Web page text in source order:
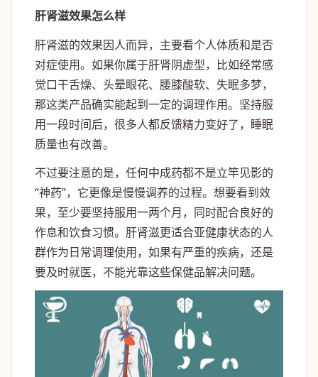
肝肾滋效果怎么样
肝肾滋的效果因人而异，主要看个人体质和是否
对症使用。如果你属于肝肾阴虚型，比如经常感
觉口干舌燥、头晕眼花、腰膝酸软、失眠多梦，
那这类产品确实能起到一定的调理作用。坚持服
用一段时间后，很多人都反馈精力变好了，睡眠
质量也有改善。
不过要注意的是，任何中成药都不是立竿见影的
“神药”，它更像是慢慢调养的过程。想要看到效
果，至少要坚持服用一两个月，同时配合良好的
作息和饮食习惯。肝肾滋更适合亚健康状态的人
群作为日常调理使用，如果有严重的疾病，还是
要及时就医，不能光靠这些保健品解决问题。